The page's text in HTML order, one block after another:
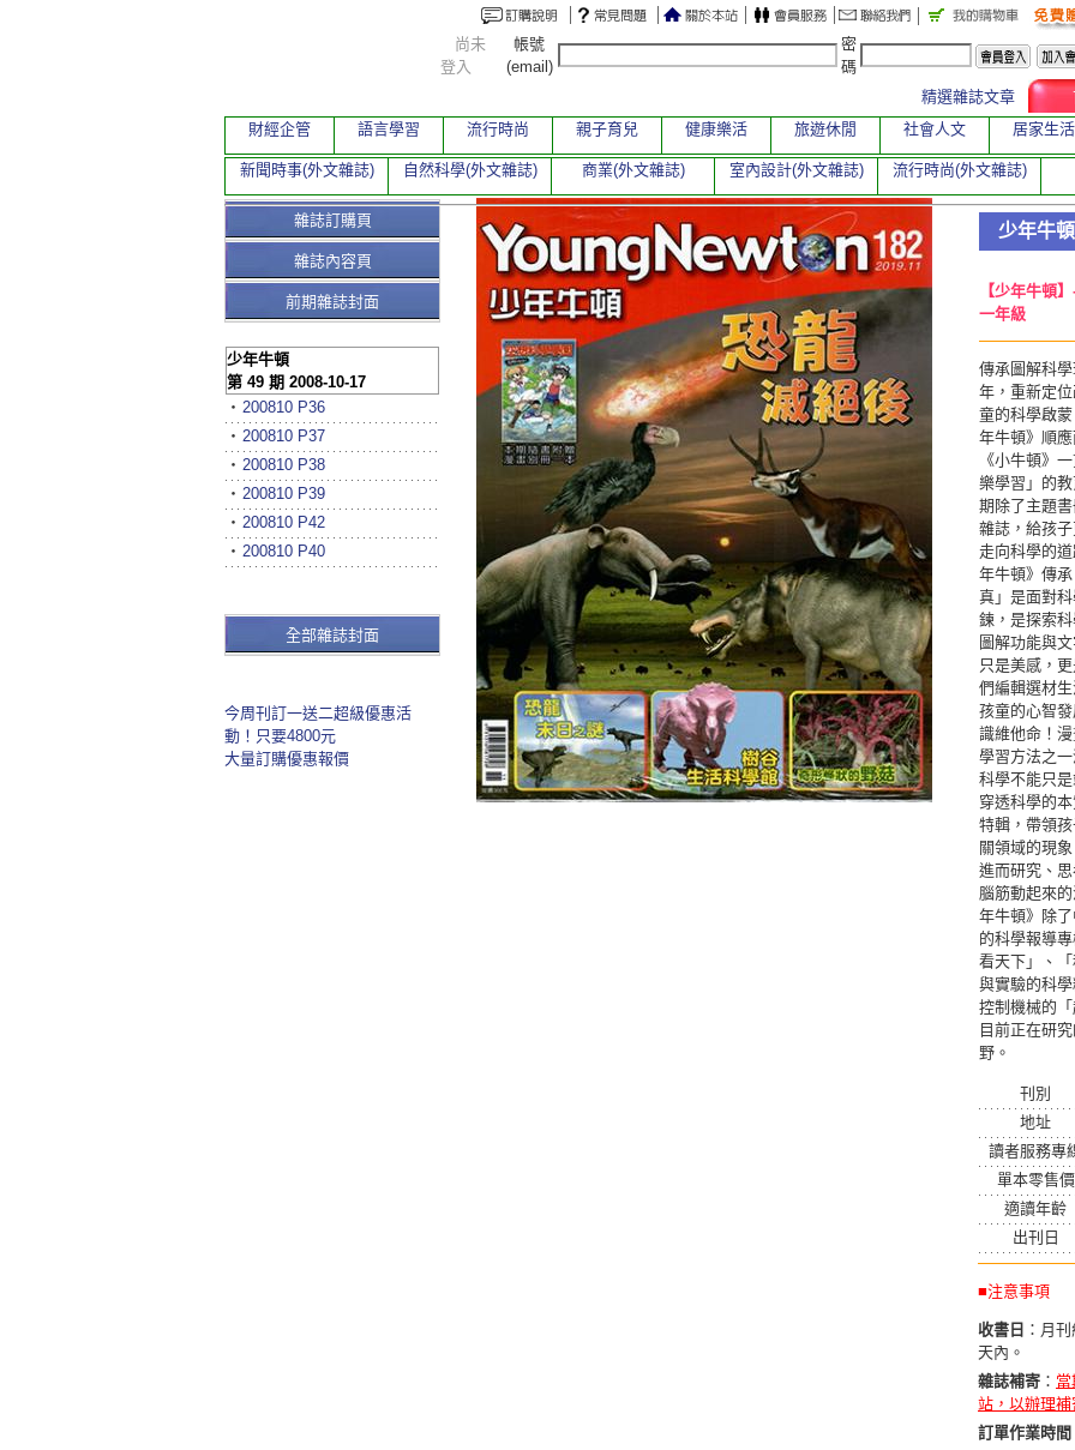
少年牛頓
【少年牛頓
一年級
傳承圖解科
年，重新定
童的科學啟
年牛頓》順
《小牛頓》
樂學習」的
期除了主題
雜誌，給孩
走向科學的
年牛頓》傳
真」是面對
鍊，是探索
圖解功能與
只是美感，
們編輯選材
孩童的心智
識維他命！
學習方法之
科學不能只
穿透科學的
特輯，帶領
關領域的現
進而研究、
腦筋動起來
年牛頓》除
的科學報導
看天下」、
與實驗的科
控制機械的
目前正在研
野。
刊別
地址
讀者服務專
單本零售價
適讀年齡
出刊日
■注意事項
收書日 ：月
天內。
雜誌補寄 ：
站，以辦理補
訂單作業時間
雜誌訂購頁
雜誌內容頁
前期雜誌封面
少年牛頓
第 49 期 2008-10-17
‧ 200810 P36
‧ 200810 P37
‧ 200810 P38
‧ 200810 P39
‧ 200810 P42
‧ 200810 P40
全部雜誌封面
今周刊訂一送二超級優惠活
動！只要4800元
大量訂購優惠報價
尚未
登入
帳號
(email)
密
碼
精選雜誌文章
財經企管
語言學習 流行時尚 親子育兒 健康樂活 旅遊休閒 社會人文 居家生活
新聞時事(外文雜誌) 自然科學(外文雜誌) 商業(外文雜誌) 室內設計(外文雜誌) 流行時尚(外文雜誌)